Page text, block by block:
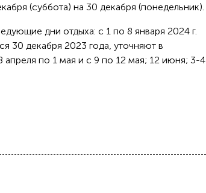
(суббота) на 30 декабря (понедельник).
дни отдыха: с 1 по 8 января 2024 г.
30 декабря 2023 года, уточняют в
апреля по 1 мая и с 9 по 12 мая; 12 июня; 3-4